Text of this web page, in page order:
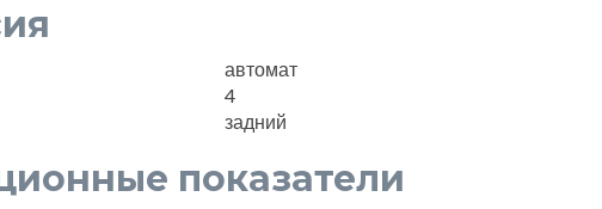
автомат
4
задний
показатели